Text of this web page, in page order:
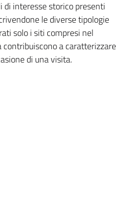
di interesse storico presenti
le diverse tipologie
solo i siti compresi nel
a caratterizzare
di una visita.